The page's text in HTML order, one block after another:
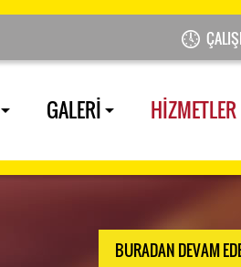
GALERİ HİZMETLER
BURADAN DEVAM